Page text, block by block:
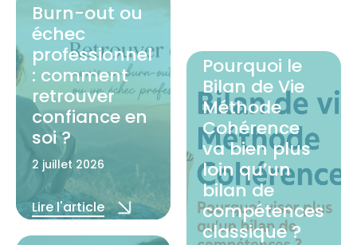
Burn-out ou
échec
professionnel
: comment
retrouver
confiance en
soi ?
2 juillet 2026
Lire l'article
Pourquoi le
Bilan de Vie
Méthode
Cohérence
va bien plus
loin qu’un
bilan de
compétences
classique ?